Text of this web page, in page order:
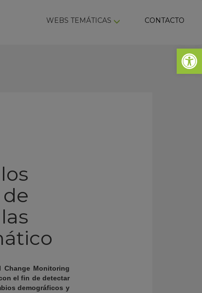
Abrir
WEBS TEMÁTICAS CONTACTO
Change Monitoring
el fin de detectar
demográficos y